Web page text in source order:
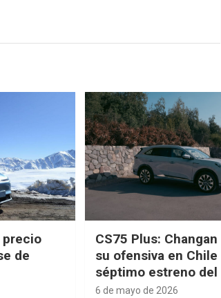
precio
de
CS75 Plus:
su ofensiva en
séptimo estreno del
6 de mayo de 2026